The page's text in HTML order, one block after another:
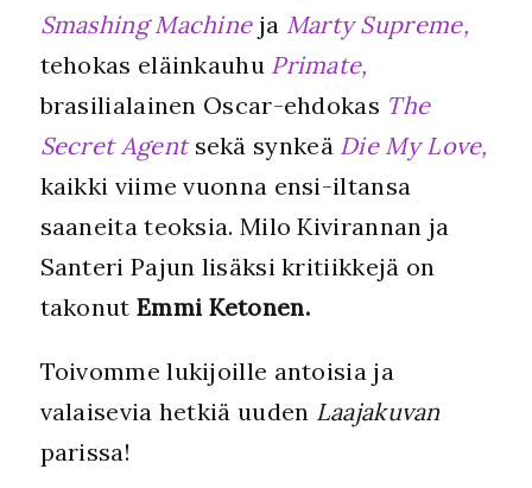
Smashing Machineja Marty Supreme,
tehokas eläinkauhu Primate,
brasilialainen Oscar-ehdokas The
Secret Agentsekä synkeä Die My Love,
kaikki viime vuonna ensi-iltansa
saaneita teoksia. Milo Kivirannan ja
Santeri Pajun lisäksi kritiikkejä on
takonut Emmi Ketonen.
Toivomme lukijoille antoisia ja
valaisevia hetkiä uuden Laajakuvan
parissa!